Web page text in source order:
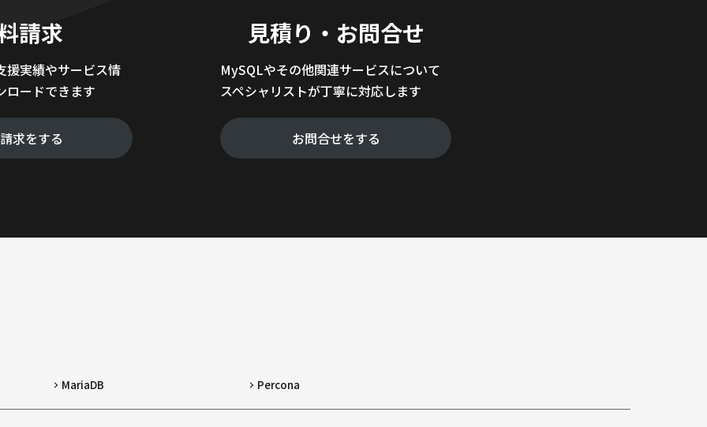
請求
援実績やサービス情
ロードできます
求をする
見積り・お問合せ
MySQLやその他関連サービスについて
スペシャリストが丁寧に対応します
お問合せをする
MariaDB Percona